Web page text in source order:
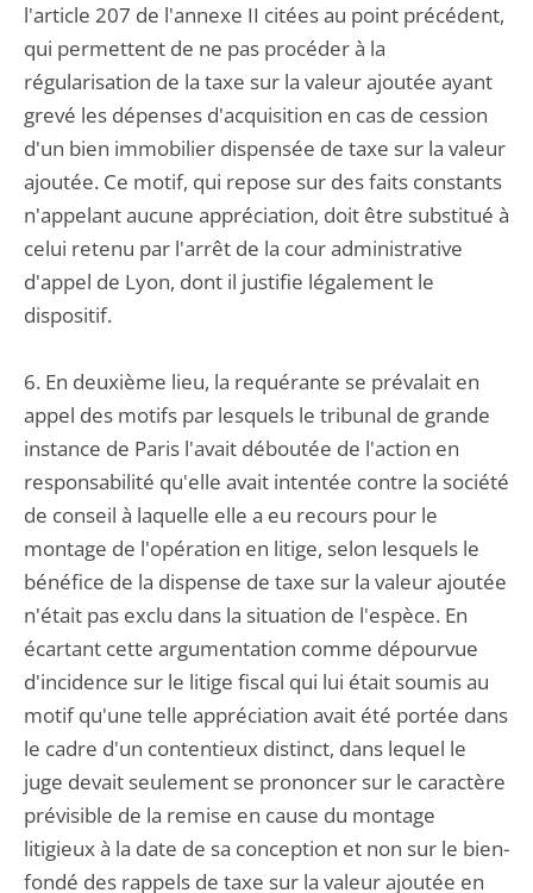
l'article 207 de l'annexe II citées au point précédent,
qui permettent de ne pas procéder à la
régularisation de la taxe sur la valeur ajoutée ayant
grevé les dépenses d'acquisition en cas de cession
d'un bien immobilier dispensée de taxe sur la valeur
ajoutée. Ce motif, qui repose sur des faits constants
n'appelant aucune appréciation, doit être substitué à
celui retenu par l'arrêt de la cour administrative
d'appel de Lyon, dont il justifie légalement le
dispositif.
6. En deuxième lieu, la requérante se prévalait en
appel des motifs par lesquels le tribunal de grande
instance de Paris l'avait déboutée de l'action en
responsabilité qu'elle avait intentée contre la société
de conseil à laquelle elle a eu recours pour le
montage de l'opération en litige, selon lesquels le
bénéfice de la dispense de taxe sur la valeur ajoutée
n'était pas exclu dans la situation de l'espèce. En
écartant cette argumentation comme dépourvue
d'incidence sur le litige fiscal qui lui était soumis au
motif qu'une telle appréciation avait été portée dans
le cadre d'un contentieux distinct, dans lequel le
juge devait seulement se prononcer sur le caractère
prévisible de la remise en cause du montage
litigieux à la date de sa conception et non sur le bien-
fondé des rappels de taxe sur la valeur ajoutée en